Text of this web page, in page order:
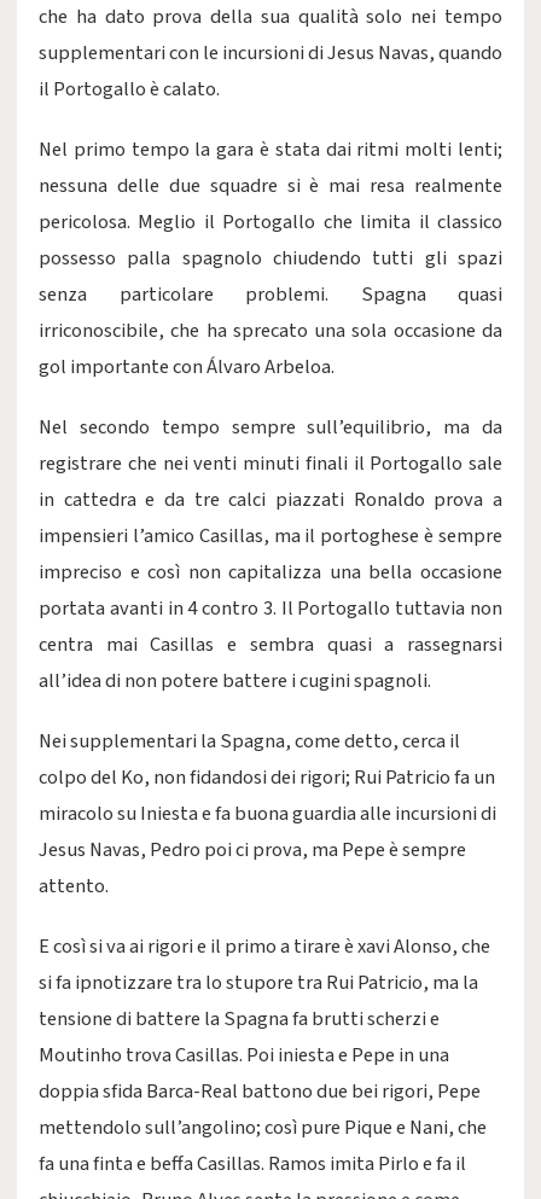
che ha dato prova della sua qualità solo nei tempo
supplementari con le incursioni di Jesus Navas, quando
il Portogallo è calato.
Nel primo tempo la gara è stata dai ritmi molti lenti;
nessuna delle due squadre si è mai resa realmente
pericolosa. Meglio il Portogallo che limita il classico
possesso palla spagnolo chiudendo tutti gli spazi
senza particolare problemi. Spagna quasi
irriconoscibile, che ha sprecato una sola occasione da
gol importante con Álvaro Arbeloa.
Nel secondo tempo sempre sull’equilibrio, ma da
registrare che nei venti minuti finali il Portogallo sale
in cattedra e da tre calci piazzati Ronaldo prova a
impensieri l’amico Casillas, ma il portoghese è sempre
impreciso e così non capitalizza una bella occasione
portata avanti in 4 contro 3. Il Portogallo tuttavia non
centra mai Casillas e sembra quasi a rassegnarsi
all’idea di non potere battere i cugini spagnoli.
Nei supplementari la Spagna, come detto, cerca il
colpo del Ko, non fidandosi dei rigori; Rui Patricio fa un
miracolo su Iniesta e fa buona guardia alle incursioni di
Jesus Navas, Pedro poi ci prova, ma Pepe è sempre
attento.
E così si va ai rigori e il primo a tirare è xavi Alonso, che
si fa ipnotizzare tra lo stupore tra Rui Patricio, ma la
tensione di battere la Spagna fa brutti scherzi e
Moutinho trova Casillas. Poi iniesta e Pepe in una
doppia sfida Barca-Real battono due bei rigori, Pepe
mettendolo sull’angolino; così pure Pique e Nani, che
fa una finta e beffa Casillas. Ramos imita Pirlo e fa il